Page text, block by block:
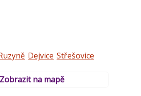
Dejvice Střešovice
Zobrazit na mapě